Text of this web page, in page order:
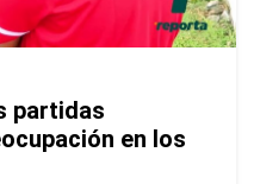
partidas
en los